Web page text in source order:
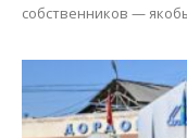
собственников —